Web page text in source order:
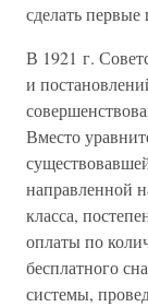
сделать
В 1921 г.
и
Вместо
направленной
класса,
оплаты по
бесплатного
системы,